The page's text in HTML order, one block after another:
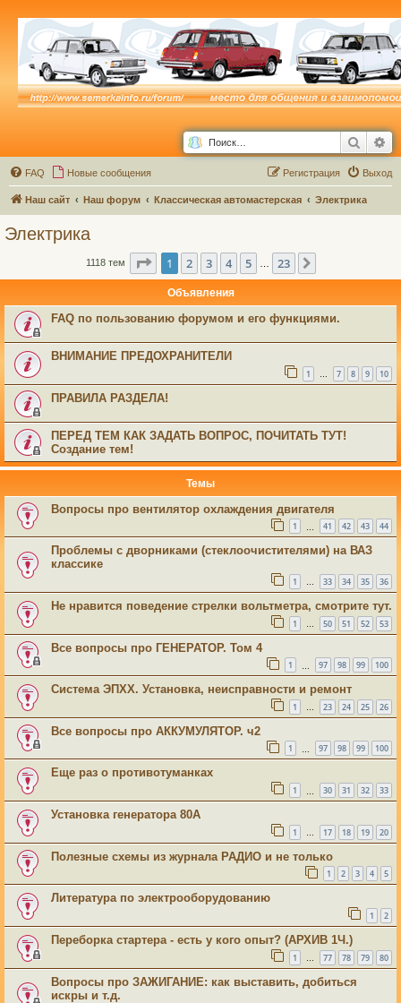
Поиск
FAQ Новые сообщения Выход
Регистрация
Наш сайт Наш форум Классическая автомастерская Электрика
Электрика
1118 тем Страница из 23
1 2 3 4 5 23
Объявления
FAQ по пользованию форумом и его функциями.
ВНИМАНИЕ ПРЕДОХРАНИТЕЛИ
1 … 7 8 9 10
ПРАВИЛА РАЗДЕЛА!
ПЕРЕД ТЕМ КАК ЗАДАТЬ ВОПРОС, ПОЧИТАТЬ ТУТ!
Создание тем!
Темы
Вопросы про вентилятор охлаждения двигателя
1 41 42 43 44
Проблемы с дворниками (стеклоочистителями) на ВАЗ
классике
1 … 33 34 35 36
Не нравится поведение стрелки вольтметра, смотрите тут.
1 … 50 51 52 53
Все вопросы про ГЕНЕРАТОР. Том 4
1 97 98 99 100
Система ЭПХХ. Установка, неисправности и ремонт
1 … 23 24 25 26
Все вопросы про АККУМУЛЯТОР. ч2
1 97 98 99 100
Еще раз о противотуманках
1 30 31 32 33
Установка генератора 80А
1 … 17 18 19 20
Полезные схемы из журнала РАДИО и не только
1 2 3 4 5
Литература по электрооборудованию
1 2
Переборка стартера - есть у кого опыт? (АРХИВ 1Ч.)
1 … 77 78 79 80
Вопросы про ЗАЖИГАНИЕ: как выставить, добиться
искры и т.д.